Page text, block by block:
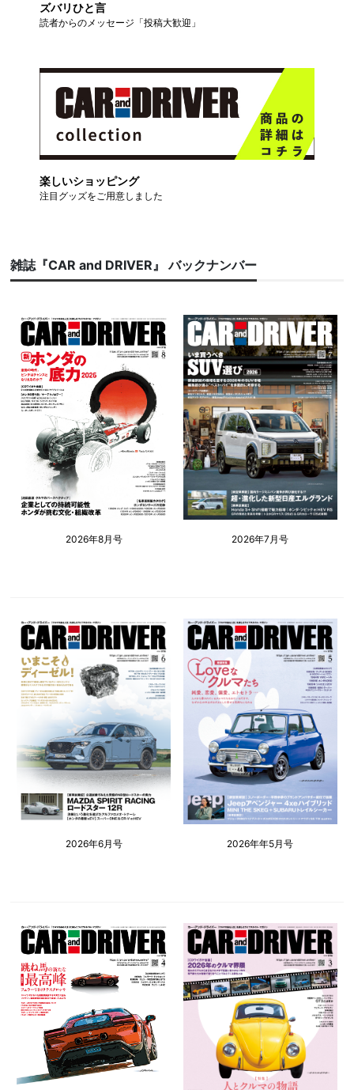
ズバリひと言
読者からのメッセージ「投稿大歓迎」
楽しいショッピング
注目グッズをご用意しました
雑誌『CAR and DRIVER』 バックナンバー
2026年8月号 2026年7月号
2026年6月号 2026年年5月号